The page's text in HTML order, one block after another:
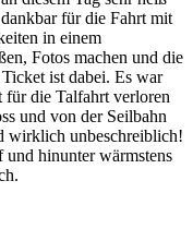
für die Fahrt mit
in einem
Fotos machen und die
ist dabei. Es war
für die Talfahrt verloren
und von der Seilbahn
wirklich unbeschreiblich!
hinunter wärmstens